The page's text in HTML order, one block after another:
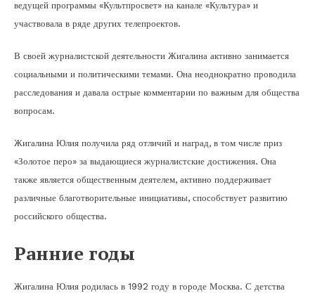
ведущей программы «Культпросвет» на канале «Культура» и
участвовала в ряде других телепроектов.
В своей журналистской деятельности Жигалина активно занимается
социальными и политическими темами. Она неоднократно проводила
расследования и давала острые комментарии по важным для общества
вопросам.
Жигалина Юлия получила ряд отличий и наград, в том числе приз
«Золотое перо» за выдающиеся журналистские достижения. Она
также является общественным деятелем, активно поддерживает
различные благотворительные инициативы, способствует развитию
российского общества.
Ранние годы
Жигалина Юлия родилась в 1992 году в городе Москва. С детства